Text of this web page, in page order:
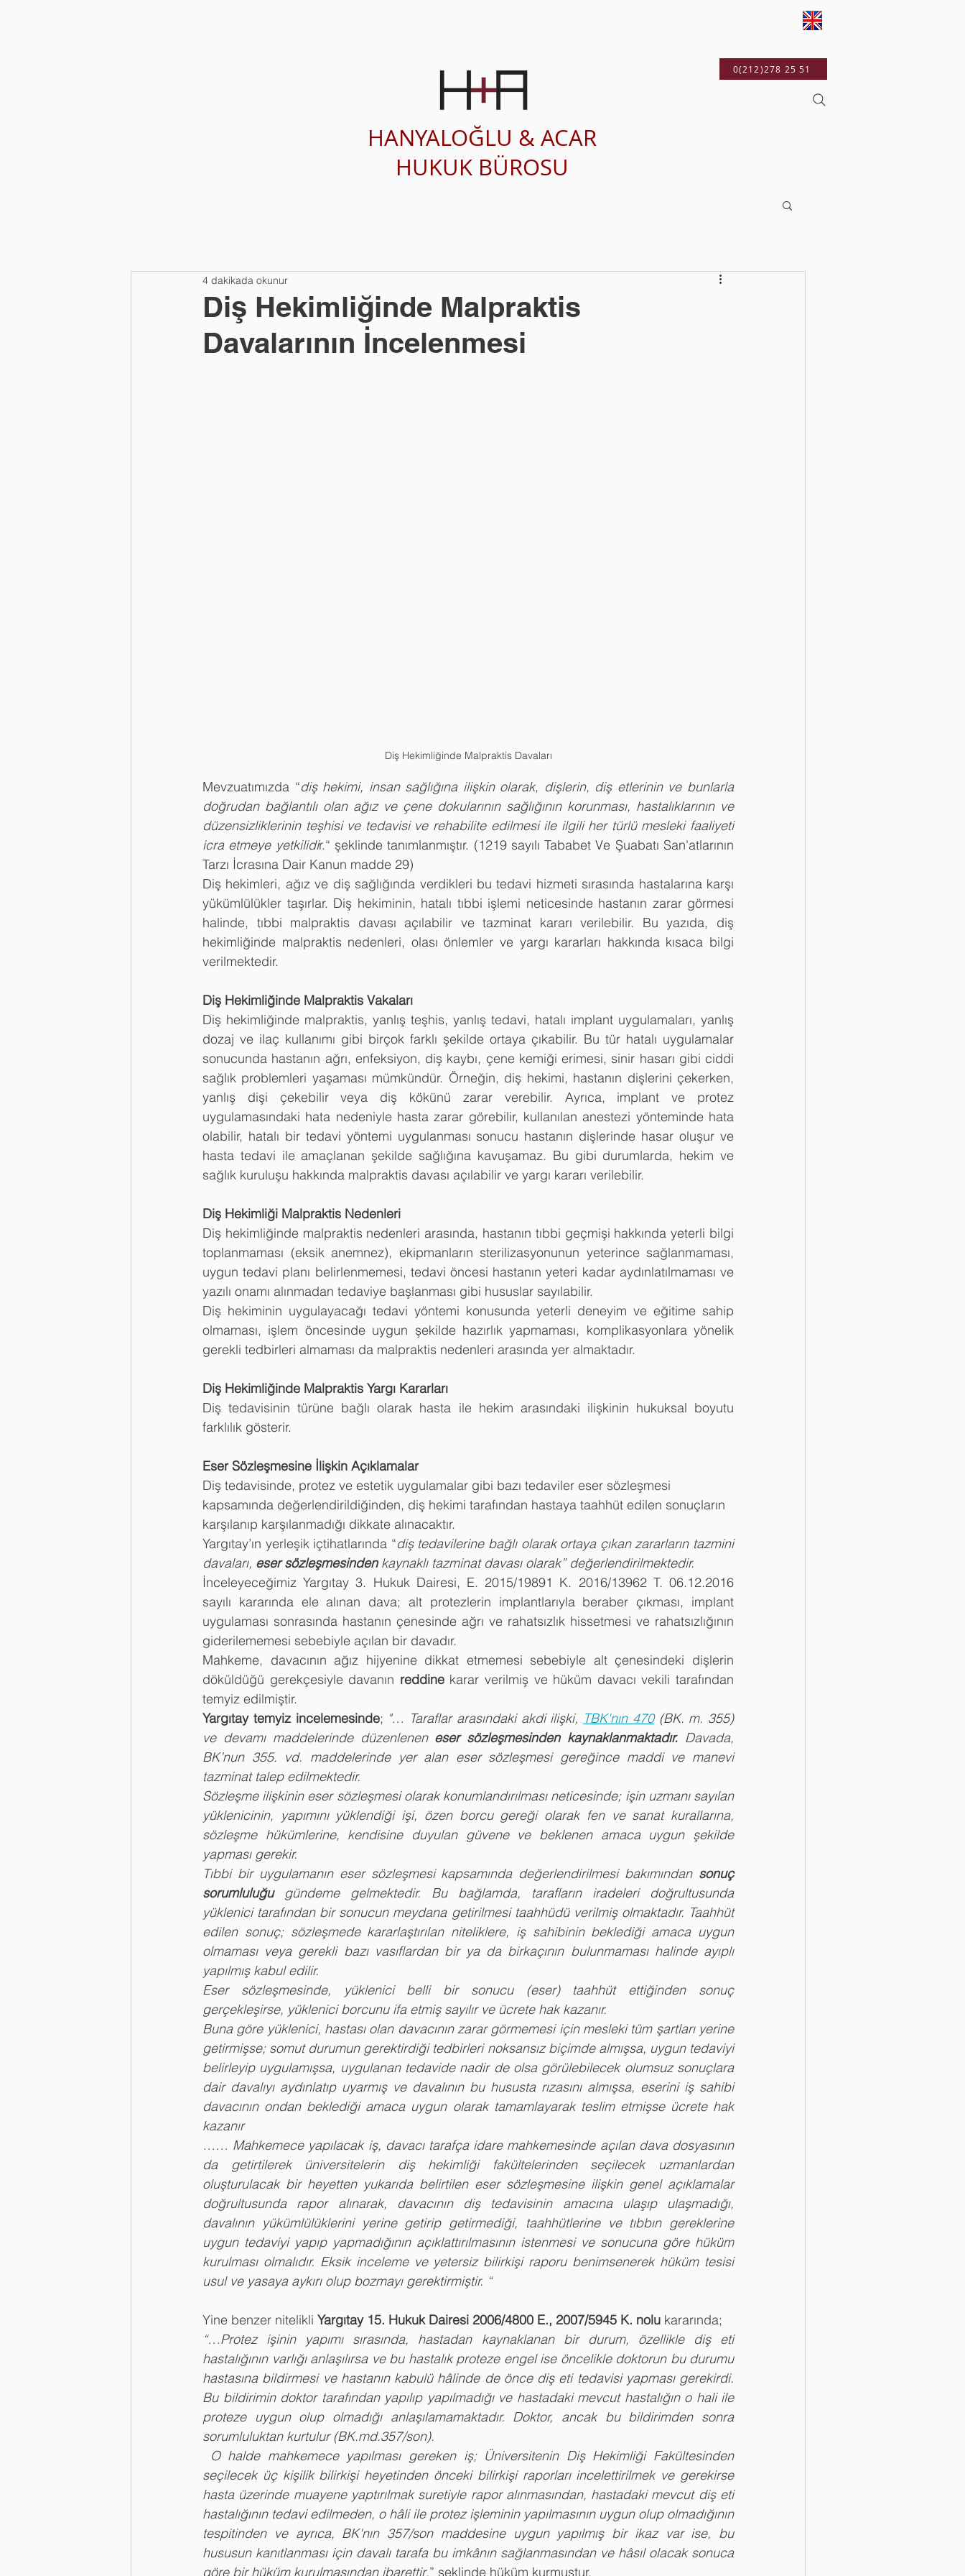
0(212)278 25 51
HANYALOĞLU & ACAR
HUKUK BÜROSU
Diş Hekimliğinde Malpraktis
Davalarının İncelenmesi
4 dakikada okunur
Diş Hekimliğinde Malpraktis Davaları
Mevzuatımızda “diş hekimi, insan sağlığına ilişkin olarak, dişlerin, diş etlerinin ve bunlarla
doğrudan bağlantılı olan ağız ve çene dokularının sağlığının korunması, hastalıklarının ve
düzensizliklerinin teşhisi ve tedavisi ve rehabilite edilmesi ile ilgili her türlü mesleki faaliyeti
icra etmeye yetkilidir.“ şeklinde tanımlanmıştır. (1219 sayılı Tababet Ve Şuabatı San'atlarının
Tarzı İcrasına Dair Kanun madde 29)
Diş hekimleri, ağız ve diş sağlığında verdikleri bu tedavi hizmeti sırasında hastalarına karşı
yükümlülükler taşırlar. Diş hekiminin, hatalı tıbbi işlemi neticesinde hastanın zarar görmesi
halinde, tıbbi malpraktis davası açılabilir ve tazminat kararı verilebilir. Bu yazıda, diş
hekimliğinde malpraktis nedenleri, olası önlemler ve yargı kararları hakkında kısaca bilgi
verilmektedir.
Diş Hekimliğinde Malpraktis Vakaları
Diş hekimliğinde malpraktis, yanlış teşhis, yanlış tedavi, hatalı implant uygulamaları, yanlış
dozaj ve ilaç kullanımı gibi birçok farklı şekilde ortaya çıkabilir. Bu tür hatalı uygulamalar
sonucunda hastanın ağrı, enfeksiyon, diş kaybı, çene kemiği erimesi, sinir hasarı gibi ciddi
sağlık problemleri yaşaması mümkündür. Örneğin, diş hekimi, hastanın dişlerini çekerken,
yanlış dişi çekebilir veya diş kökünü zarar verebilir. Ayrıca, implant ve protez
uygulamasındaki hata nedeniyle hasta zarar görebilir, kullanılan anestezi yönteminde hata
olabilir, hatalı bir tedavi yöntemi uygulanması sonucu hastanın dişlerinde hasar oluşur ve
hasta tedavi ile amaçlanan şekilde sağlığına kavuşamaz. Bu gibi durumlarda, hekim ve
sağlık kuruluşu hakkında malpraktis davası açılabilir ve yargı kararı verilebilir.
Diş Hekimliği Malpraktis Nedenleri
Diş hekimliğinde malpraktis nedenleri arasında, hastanın tıbbi geçmişi hakkında yeterli bilgi
toplanmaması (eksik anemnez), ekipmanların sterilizasyonunun yeterince sağlanmaması,
uygun tedavi planı belirlenmemesi, tedavi öncesi hastanın yeteri kadar aydınlatılmaması ve
yazılı onamı alınmadan tedaviye başlanması gibi hususlar sayılabilir.
Diş hekiminin uygulayacağı tedavi yöntemi konusunda yeterli deneyim ve eğitime sahip
olmaması, işlem öncesinde uygun şekilde hazırlık yapmaması, komplikasyonlara yönelik
gerekli tedbirleri almaması da malpraktis nedenleri arasında yer almaktadır.
Diş Hekimliğinde Malpraktis Yargı Kararları
Diş tedavisinin türüne bağlı olarak hasta ile hekim arasındaki ilişkinin hukuksal boyutu
farklılık gösterir.
Eser Sözleşmesine İlişkin Açıklamalar
Diş tedavisinde, protez ve estetik uygulamalar gibi bazı tedaviler eser sözleşmesi
kapsamında değerlendirildiğinden, diş hekimi tarafından hastaya taahhüt edilen sonuçların
karşılanıp karşılanmadığı dikkate alınacaktır.
Yargıtay’ın yerleşik içtihatlarında “diş tedavilerine bağlı olarak ortaya çıkan zararların tazmini
davaları, eser sözleşmesinden kaynaklı tazminat davası olarak” değerlendirilmektedir.
İnceleyeceğimiz Yargıtay 3. Hukuk Dairesi, E. 2015/19891 K. 2016/13962 T. 06.12.2016
sayılı kararında ele alınan dava; alt protezlerin implantlarıyla beraber çıkması, implant
uygulaması sonrasında hastanın çenesinde ağrı ve rahatsızlık hissetmesi ve rahatsızlığının
giderilememesi sebebiyle açılan bir davadır.
Mahkeme, davacının ağız hijyenine dikkat etmemesi sebebiyle alt çenesindeki dişlerin
döküldüğü gerekçesiyle davanın reddine karar verilmiş ve hüküm davacı vekili tarafından
temyiz edilmiştir.
Yargıtay temyiz incelemesinde; "… Taraflar arasındaki akdi ilişki, TBK'nın 470 (BK. m. 355)
ve devamı maddelerinde düzenlenen eser sözleşmesinden kaynaklanmaktadır. Davada,
BK’nun 355. vd. maddelerinde yer alan eser sözleşmesi gereğince maddi ve manevi
tazminat talep edilmektedir.
Sözleşme ilişkinin eser sözleşmesi olarak konumlandırılması neticesinde; işin uzmanı sayılan
yüklenicinin, yapımını yüklendiği işi, özen borcu gereği olarak fen ve sanat kurallarına,
sözleşme hükümlerine, kendisine duyulan güvene ve beklenen amaca uygun şekilde
yapması gerekir.
Tıbbi bir uygulamanın eser sözleşmesi kapsamında değerlendirilmesi bakımından sonuç
sorumluluğu gündeme gelmektedir. Bu bağlamda, tarafların iradeleri doğrultusunda
yüklenici tarafından bir sonucun meydana getirilmesi taahhüdü verilmiş olmaktadır. Taahhüt
edilen sonuç; sözleşmede kararlaştırılan niteliklere, iş sahibinin beklediği amaca uygun
olmaması veya gerekli bazı vasıflardan bir ya da birkaçının bulunmaması halinde ayıplı
yapılmış kabul edilir.
Eser sözleşmesinde, yüklenici belli bir sonucu (eser) taahhüt ettiğinden sonuç
gerçekleşirse, yüklenici borcunu ifa etmiş sayılır ve ücrete hak kazanır.
Buna göre yüklenici, hastası olan davacının zarar görmemesi için mesleki tüm şartları yerine
getirmişse; somut durumun gerektirdiği tedbirleri noksansız biçimde almışsa, uygun tedaviyi
belirleyip uygulamışsa, uygulanan tedavide nadir de olsa görülebilecek olumsuz sonuçlara
dair davalıyı aydınlatıp uyarmış ve davalının bu hususta rızasını almışsa, eserini iş sahibi
davacının ondan beklediği amaca uygun olarak tamamlayarak teslim etmişse ücrete hak
kazanır
…… Mahkemece yapılacak iş, davacı tarafça idare mahkemesinde açılan dava dosyasının
da getirtilerek üniversitelerin diş hekimliği fakültelerinden seçilecek uzmanlardan
oluşturulacak bir heyetten yukarıda belirtilen eser sözleşmesine ilişkin genel açıklamalar
doğrultusunda rapor alınarak, davacının diş tedavisinin amacına ulaşıp ulaşmadığı,
davalının yükümlülüklerini yerine getirip getirmediği, taahhütlerine ve tıbbın gereklerine
uygun tedaviyi yapıp yapmadığının açıklattırılmasının istenmesi ve sonucuna göre hüküm
kurulması olmalıdır. Eksik inceleme ve yetersiz bilirkişi raporu benimsenerek hüküm tesisi
usul ve yasaya aykırı olup bozmayı gerektirmiştir. “
Yine benzer nitelikli Yargıtay 15. Hukuk Dairesi 2006/4800 E., 2007/5945 K. nolu kararında;
“…Protez işinin yapımı sırasında, hastadan kaynaklanan bir durum, özellikle diş eti
hastalığının varlığı anlaşılırsa ve bu hastalık proteze engel ise öncelikle doktorun bu durumu
hastasına bildirmesi ve hastanın kabulü hâlinde de önce diş eti tedavisi yapması gerekirdi.
Bu bildirimin doktor tarafından yapılıp yapılmadığı ve hastadaki mevcut hastalığın o hali ile
proteze uygun olup olmadığı anlaşılamamaktadır. Doktor, ancak bu bildirimden sonra
sorumluluktan kurtulur (BK.md.357/son).
seçilecek üç kişilik bilirkişi heyetinden önceki bilirkişi raporları incelettirilmek ve gerekirse
hasta üzerinde muayene yaptırılmak suretiyle rapor alınmasından, hastadaki mevcut diş eti
hastalığının tedavi edilmeden, o hâli ile protez işleminin yapılmasının uygun olup olmadığının
tespitinden ve ayrıca, BK'nın 357/son maddesine uygun yapılmış bir ikaz var ise, bu
hususun kanıtlanması için davalı tarafa bu imkânın sağlanmasından ve hâsıl olacak sonuca
göre bir hüküm kurulmasından ibarettir.” şeklinde hüküm kurmuştur.